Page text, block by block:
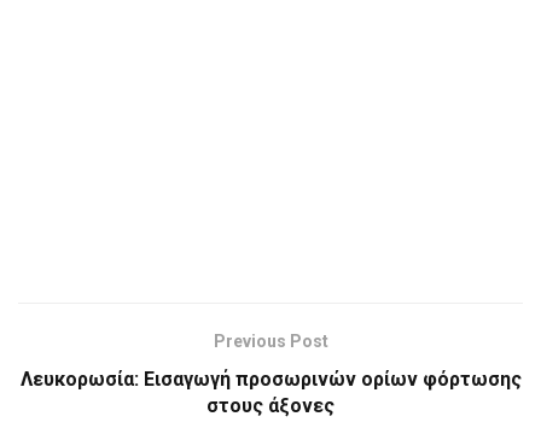
Previous Post
Λευκορωσία: Εισαγωγή προσωρινών ορίων φόρτωσης
στους άξονες